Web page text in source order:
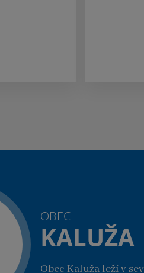
OBEC
KALUŽA
Obec Kaluža leží v